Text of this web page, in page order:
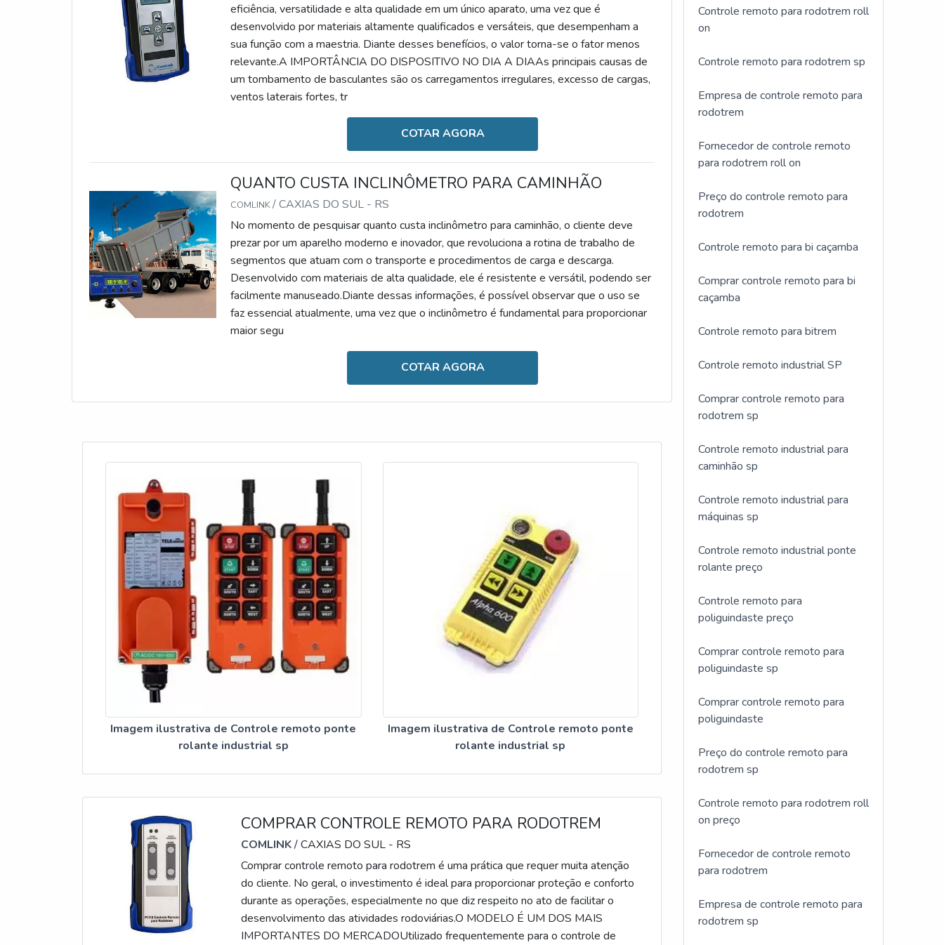
eficiência, versatilidade e alta qualidade em um único aparato, uma vez que é
desenvolvido por materiais altamente qualificados e versáteis, que desempenham a
sua função com a maestria. Diante desses benefícios, o valor torna-se o fator menos
relevante.A IMPORTÂNCIA DO DISPOSITIVO NO DIA A DIAAs principais causas de
um tombamento de basculantes são os carregamentos irregulares, excesso de cargas,
ventos laterais fortes, tr
COTAR AGORA
QUANTO CUSTA INCLINÔMETRO PARA CAMINHÃO
COMLINK/ CAXIAS DO SUL - RS
No momento de pesquisar quanto custa inclinômetro para caminhão, o cliente deve
prezar por um aparelho moderno e inovador, que revoluciona a rotina de trabalho de
segmentos que atuam com o transporte e procedimentos de carga e descarga.
Desenvolvido com materiais de alta qualidade, ele é resistente e versátil, podendo ser
facilmente manuseado.Diante dessas informações, é possível observar que o uso se
faz essencial atualmente, uma vez que o inclinômetro é fundamental para proporcionar
maior segu
COTAR AGORA
Imagem ilustrativa de Controle remoto ponte
rolante industrial sp
Imagem ilustrativa de Controle remoto ponte
rolante industrial sp
COMPRAR CONTROLE REMOTO PARA RODOTREM
COMLINK/ CAXIAS DO SUL - RS
Comprar controle remoto para rodotrem é uma prática que requer muita atenção
do cliente. No geral, o investimento é ideal para proporcionar proteção e conforto
durante as operações, especialmente no que diz respeito no ato de facilitar o
desenvolvimento das atividades rodoviárias.O MODELO É UM DOS MAIS
IMPORTANTES DO MERCADOUtilizado frequentemente para o controle de
Controle remoto para rodotrem roll
on
Controle remoto para rodotrem sp
Empresa de controle remoto para
rodotrem
Fornecedor de controle remoto
para rodotrem roll on
Preço do controle remoto para
rodotrem
Controle remoto para bi caçamba
Comprar controle remoto para bi
caçamba
Controle remoto para bitrem
Controle remoto industrial SP
Comprar controle remoto para
rodotrem sp
Controle remoto industrial para
caminhão sp
Controle remoto industrial para
máquinas sp
Controle remoto industrial ponte
rolante preço
Controle remoto para
poliguindaste preço
Comprar controle remoto para
poliguindaste sp
Comprar controle remoto para
poliguindaste
Preço do controle remoto para
rodotrem sp
Controle remoto para rodotrem roll
on preço
Fornecedor de controle remoto
para rodotrem
Empresa de controle remoto para
rodotrem sp